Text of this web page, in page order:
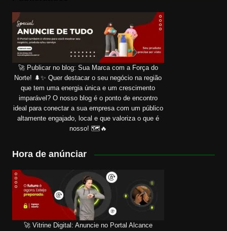
🚀 Publicar no blog: Sua Marca com a Força do
Norte! 🌲✨ Quer destacar o seu negócio na região
que tem uma energia única e um crescimento
imparável? O nosso blog é o ponto de encontro
ideal para conectar a sua empresa com um público
altamente engajado, local e que valoriza o que é
nosso! 🗺️🔥
Hora de anúnciar
🚀 Vitrine Digital: Anuncie no Portal Alcance